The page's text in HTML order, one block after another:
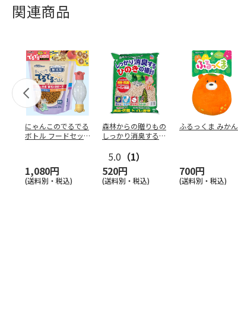
関連商品
にゃんこのでるでる
ボトル フードセッ
1,080円
(送料別・税込)
森林からの贈りもの
しっかり消臭するひ
5.0 （1）
520円
(送料別・税込)
ふるっくま みかん
700円
(送料別・税込)